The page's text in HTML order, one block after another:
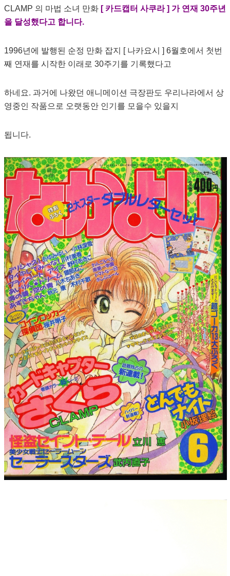
CLAMP 의 마법 소녀 만화 [ 카드캡터 사쿠라 ] 가 연재 30주년
을 달성했다고 합니다.
1996년에 발행된 순정 만화 잡지 [ 나카요시 ] 6월호에서 첫번
째 연재를 시작한 이래로 30주기를 기록했다고
하네요. 과거에 나왔던 애니메이션 극장판도 우리나라에서 상
영중인 작품으로 오랫동안 인기를 모을수 있을지
됩니다.